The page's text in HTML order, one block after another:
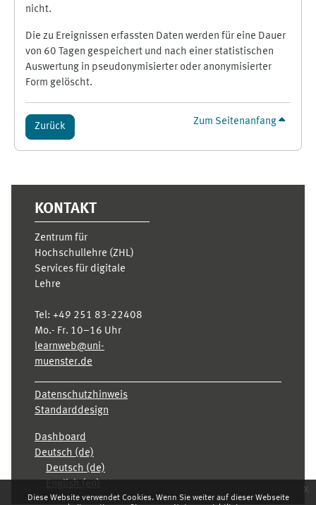
Diese Website verwendet Cookies. Wenn Sie weiter auf dieser Webseite
x
nicht.
Die zu Ereignissen erfassten Daten werden für eine Dauer
von 60 Tagen gespeichert und nach einer statistischen
Auswertung in pseudonymisierter oder anonymisierter
Form gelöscht.
Zurück Zum Seitenanfang
KONTAKT
Zentrum für
Hochschullehre (ZHL)
Services für digitale
Lehre
Tel: +49 251 83-22408
Mo.- Fr. 10–16 Uhr
learnweb@uni-
muenster.de
Datenschutzhinweis
Standarddesign
Dashboard
Deutsch ‎(de)‎
Deutsch ‎(de)‎